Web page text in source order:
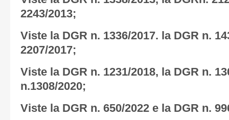
2243/2013;
Viste la DGR n. 1336/2017. la DGR n.
2207/2017;
Viste la DGR n. 1231/2018, la DGR n.
n.1308/2020;
Viste la DGR n. 650/2022 e la DGR n.